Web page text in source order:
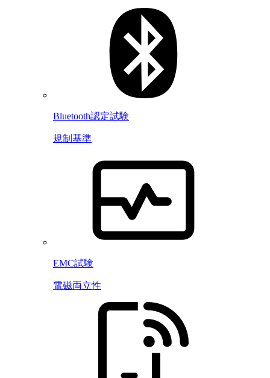
Bluetooth認定試験
規制基準
EMC試験
電磁両立性